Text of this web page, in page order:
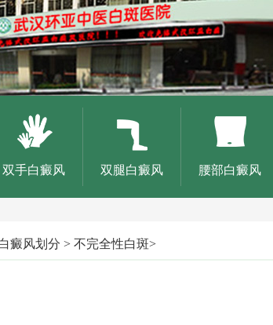
双手白癜风 双腿白癜风 腰部白癜风
癜风划分 > 不完全性白斑>